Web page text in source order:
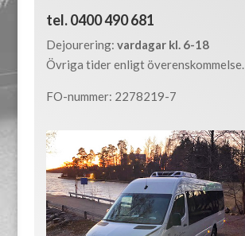
tel. 0400 490 681
Dejourering: vardagar kl. 6-18
Övriga tider enligt överenskommelse.
FO-nummer: 2278219-7